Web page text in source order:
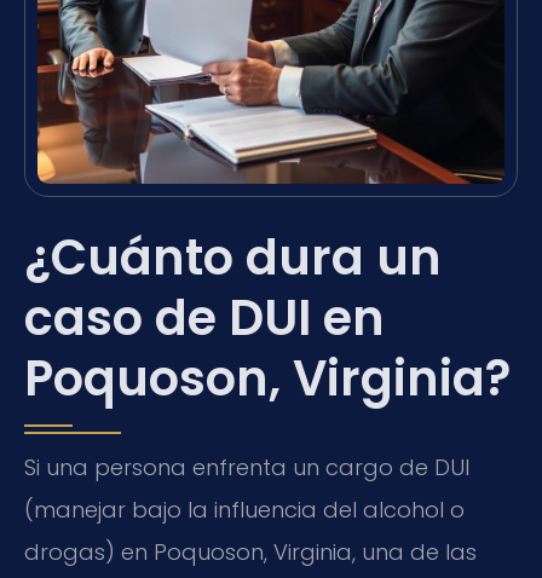
¿Cuánto dura un
caso de DUI en
Poquoson, Virginia?
Si una persona enfrenta un cargo de DUI
(manejar bajo la influencia del alcohol o
drogas) en Poquoson, Virginia, una de las